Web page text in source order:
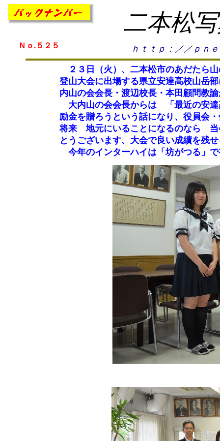
二本松
Ｎｏ.５２５ ｈｔｔｐ：／／ｐｎ
２３日（火）、二本松市のあだたら
登山大会に出場する県立安達高校山岳
内山の会会長・渡辺校長・本田顧問教
大内山の会会長からは 「最近の安達
励金を贈ろうという話になり、役員会
将来 地元にいることになるのなら 当
とうございます、大会で良い成績を残
今年のインターハイは「坊がつる」